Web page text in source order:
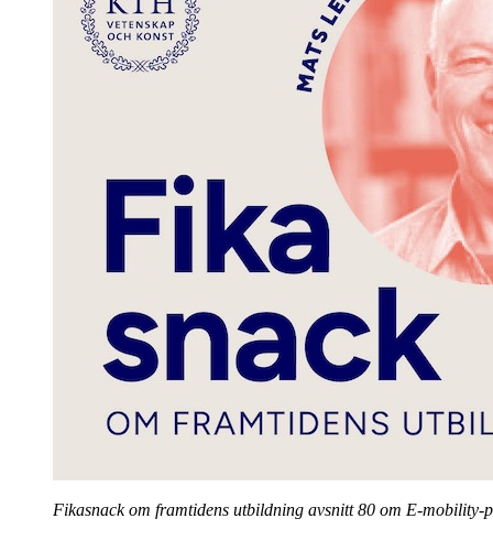
Fikasnack om framtidens utbildning avsnitt 80 om E-mobility-